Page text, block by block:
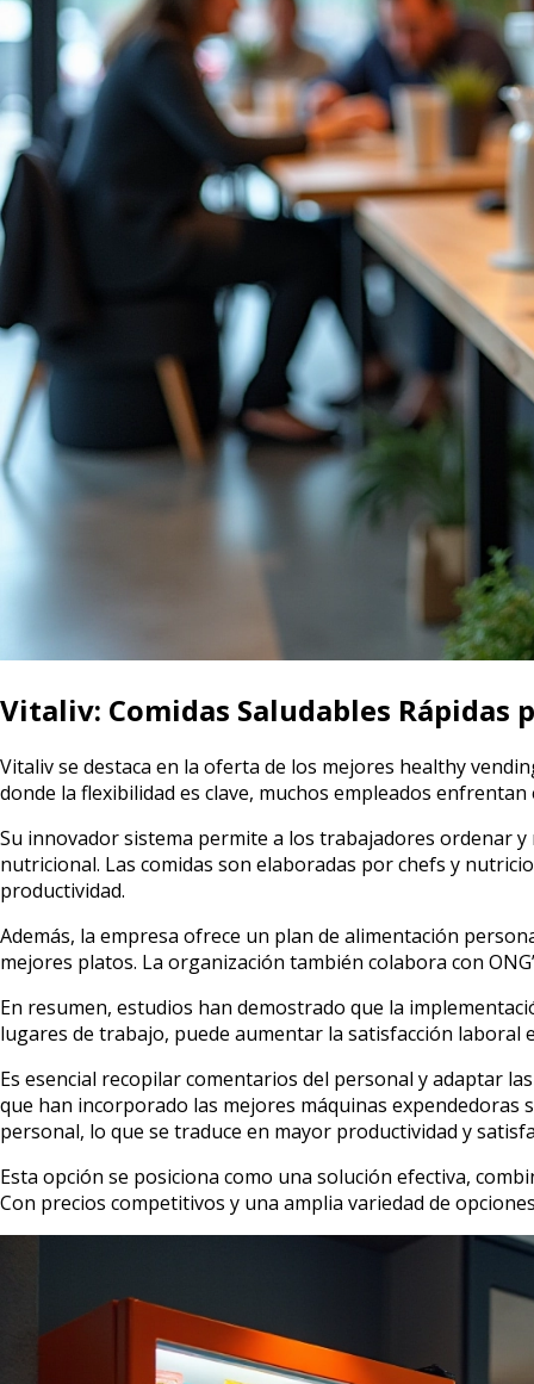
Vitaliv: Comidas Saludables Rápidas
Vitaliv se destaca en la oferta de los mejores healthy
donde la flexibilidad es clave, muchos empleados
Su innovador sistema permite a los trabajadores ordenar
nutricional. Las comidas son elaboradas por chefs y
productividad.
Además, la empresa ofrece un plan de alimentación
mejores platos. La organización también colabora con
En resumen, estudios han demostrado que la
lugares de trabajo, puede aumentar la satisfacción
Es esencial recopilar comentarios del personal y adaptar
que han incorporado las mejores máquinas
personal, lo que se traduce en mayor productividad y
Esta opción se posiciona como una solución efectiva,
Con precios competitivos y una amplia variedad de